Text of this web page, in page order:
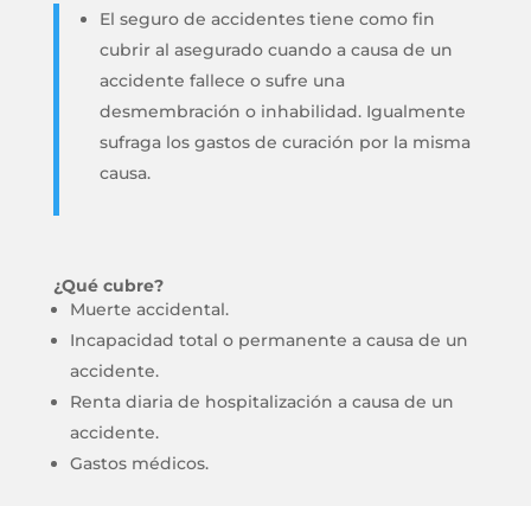
El seguro de accidentes tiene como fin
cubrir al asegurado cuando a causa de un
accidente fallece o sufre una
desmembración o inhabilidad. Igualmente
sufraga los gastos de curación por la misma
causa.
¿Qué cubre?
Muerte accidental.
Incapacidad total o permanente a causa de un
accidente.
Renta diaria de hospitalización a causa de un
accidente.
Gastos médicos.